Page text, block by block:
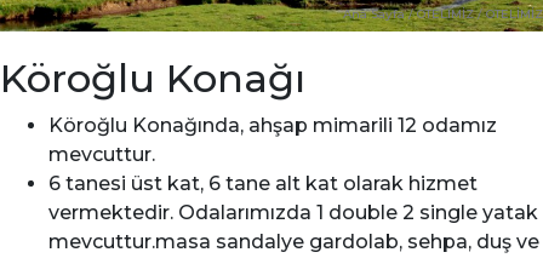
Ana Sayfa/OTELİMİZ/OTELİMİZ
Köroğlu Konağı
Köroğlu Konağında, ahşap mimarili 12 odamız
mevcuttur.
6 tanesi üst kat, 6 tane alt kat olarak hizmet
vermektedir. Odalarımızda 1 double 2 single yatak
mevcuttur.masa sandalye gardolab, sehpa, duş ve